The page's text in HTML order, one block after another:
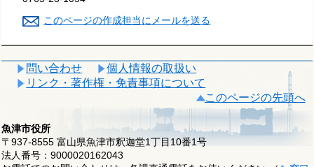
このページの作成担当にメールを送る
問い合わせ
個人情報の取扱い
リンク・著作権・免責事項について
このページの先頭へ
魚津市役所
〒937-8555 富山県魚津市釈迦堂1丁目10番1号
法人番号：9000020162043